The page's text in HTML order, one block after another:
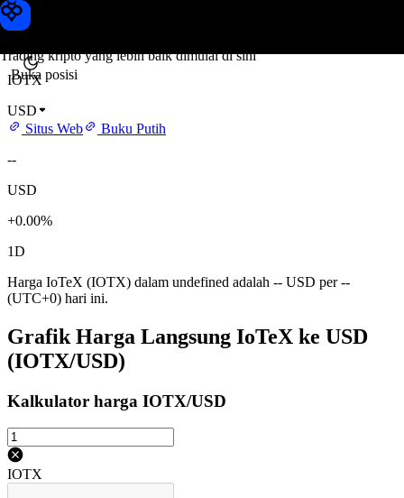
Trading kripto yang lebih baik dimulai di sini
Buka posisi
Harga IoTeX
IOTX
USD
Situs Web
Buku Putih
--
USD
+0.00%
1D
Harga IoTeX (IOTX) dalam undefined adalah -- USD per --
(UTC+0) hari ini.
Grafik Harga Langsung IoTeX ke USD
(IOTX/USD)
Kalkulator harga IOTX/USD
IOTX